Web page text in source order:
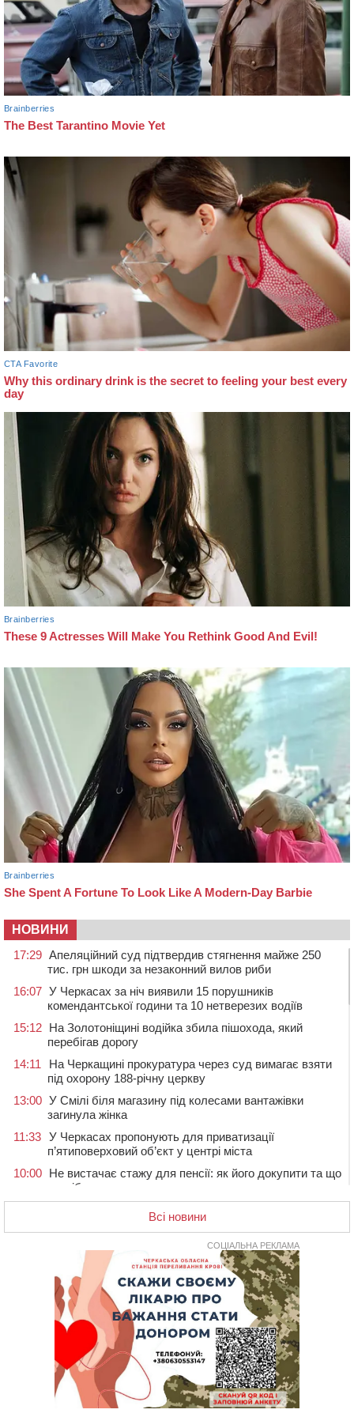
НОВИНИ
17:29 Апеляційний суд підтвердив стягнення майже 250
тис. грн шкоди за незаконний вилов риби
16:07 У Черкасах за ніч виявили 15 порушників
комендантської години та 10 нетверезих водіїв
15:12 На Золотоніщині водійка збила пішохода, який
перебігав дорогу
14:11
На Черкащині прокуратура через суд вимагає взяти
під охорону 188-річну церкву
13:00 У Смілі біля магазину під колесами вантажівки
загинула жінка
11:33 У Черкасах пропонують для приватизації
п’ятиповерховий об’єкт у центрі міста
10:00 Не вистачає стажу для пенсії: як його докупити та що
потрібно знати
У Черкасах виявили низку недоліків у гуртожитку, де
На Черкащині врятували рідкісного чорного грифа
(ФОТО)
Черкаси виділять близько 20 млн грн на роботу
ліцею “Перспектива” до кінця року
На Уманщині суд припинив право оренди земельних
ділянок, незаконно переданих іноземцем
Вихователька з Черкас і дві педагогині з області
стали фіналістками Global Teacher Prize Ukraine 2026
Всі новини
СОЦІАЛЬНА РЕКЛАМА